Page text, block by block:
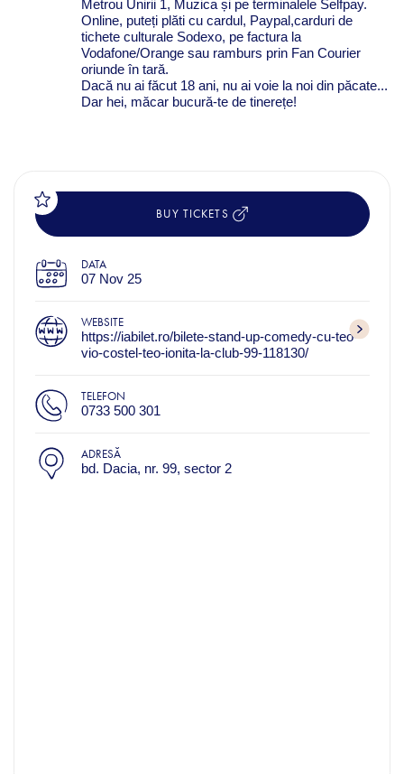
Metrou Unirii 1, Muzica și pe terminalele Selfpay.
Online, puteți plăti cu cardul, Paypal,carduri de
tichete culturale Sodexo, pe factura la
Vodafone/Orange sau ramburs prin Fan Courier
oriunde în tară.
Dacă nu ai făcut 18 ani, nu ai voie la noi din păcate...
Dar hei, măcar bucură-te de tinerețe!
BUY TICKETS
DATA
07 Nov 25
WEBSITE
https://iabilet.ro/bilete-stand-up-comedy-cu-teo-
vio-costel-teo-ionita-la-club-99-118130/
TELEFON
0733 500 301
ADRESĂ
bd. Dacia, nr. 99, sector 2